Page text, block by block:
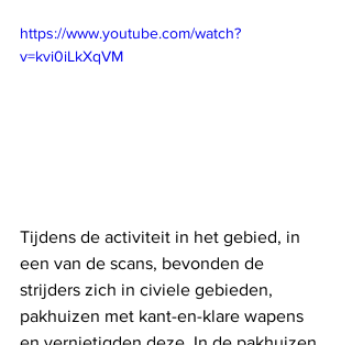
https://www.youtube.com/watch?
v=kvi0iLkXqVM
Tijdens de activiteit in het gebied, in
een van de scans, bevonden de
strijders zich in civiele gebieden,
pakhuizen met kant-en-klare wapens